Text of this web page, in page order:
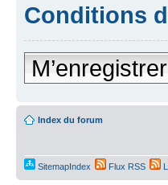
Conditions
M’enregistrer
Index du forum
SitemapIndex Flux RSS